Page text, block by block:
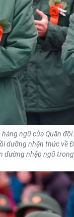
ngũ của Quân đội.
dưỡng nhận thức về
đường nhập ngũ trong